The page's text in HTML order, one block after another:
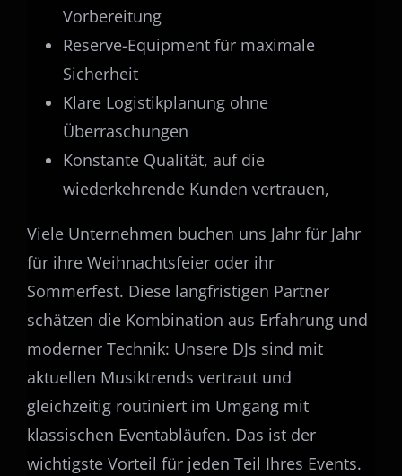
Vorbereitung
Reserve-Equipment für maximale
Sicherheit
Klare Logistikplanung ohne
Überraschungen
Konstante Qualität, auf die
wiederkehrende Kunden vertrauen,
Viele Unternehmen buchen uns Jahr für Jahr
für ihre Weihnachtsfeier oder ihr
Sommerfest. Diese langfristigen Partner
schätzen die Kombination aus Erfahrung und
moderner Technik: Unsere DJs sind mit
aktuellen Musiktrends vertraut und
gleichzeitig routiniert im Umgang mit
klassischen Eventabläufen. Das ist der
wichtigste Vorteil für jeden Teil Ihres Events.